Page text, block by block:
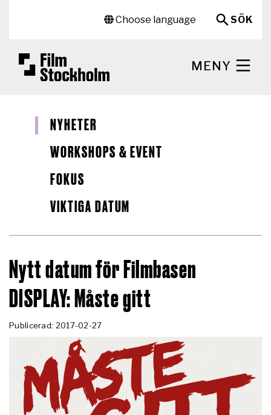
Choose language
SÖK
MENY
NYHETER
WORKSHOPS & EVENT
FOKUS
VIKTIGA DATUM
Nytt datum för Filmbasen
DISPLAY: Måste gitt
Publicerad: 2017-02-27